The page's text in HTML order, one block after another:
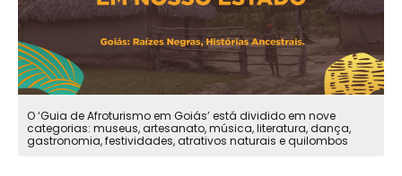
O ‘Guia de Afroturismo em Goiás’ está dividido em nove
categorias: museus, artesanato, música, literatura, dança,
gastronomia, festividades, atrativos naturais e quilombos